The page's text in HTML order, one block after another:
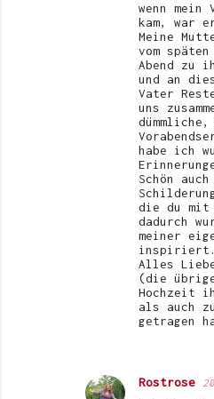
wenn
kam, war
Meine
vom
Abend zu
und an
Vater
uns
habe ich
Schön
die du
dadurch
meiner
Alles
(die
Hochzeit
als auch
getragen
Rostrose